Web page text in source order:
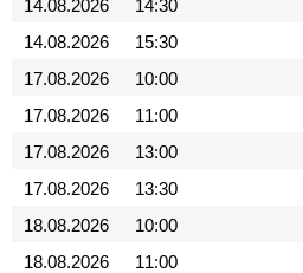
14.08.2026
14:30
14.08.2026
15:30
17.08.2026
10:00
17.08.2026
11:00
17.08.2026
13:00
17.08.2026
13:30
18.08.2026
10:00
18.08.2026
11:00